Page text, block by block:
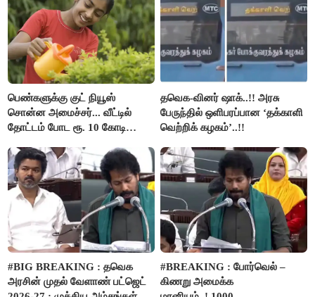
பெண்களுக்கு குட் நியூஸ்
சொன்ன அமைச்சர்... வீட்டில்
தோட்டம் போட ரூ. 10 கோடி
தவெக-வினர் ஷாக்..!! அரசு
பேருந்தில் ஒளிபரப்பான ‘தக்காளி
வெற்றிக் கழகம்’..!!
#BIG BREAKING : தவெக
அரசின் முதல் வேளாண் பட்ஜெட்
#BREAKING : போர்வெல் –
கிணறு அமைக்க